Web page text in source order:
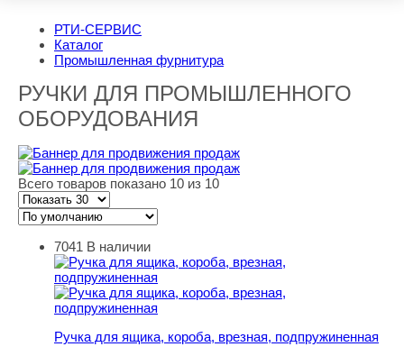
РТИ-СЕРВИС
Каталог
Промышленная фурнитура
РУЧКИ ДЛЯ ПРОМЫШЛЕННОГО
ОБОРУДОВАНИЯ
Всего товаров показано 10 из 10
Ручка для ящика, короба, врезная, подпружиненная
7041 В наличии
Ручка для ящика, короба, врезная, подпружиненная